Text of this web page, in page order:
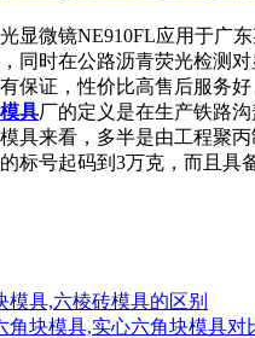
显微镜NE910FL应用于广
同时在公路沥青荧光检测
保证，性价比高售后服务
模具厂的定义是在生产铁路
具来看，多半是由工程聚
标号起码到3万克，而且具
模具,六棱砖模具的区别
角块模具,实心六角块模具对